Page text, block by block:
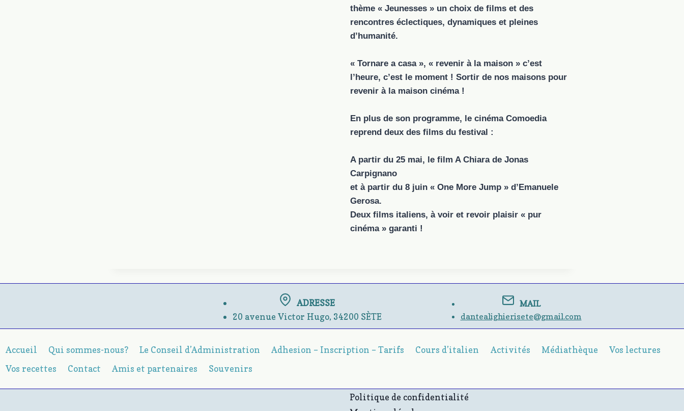
thème « Jeunesses » un choix de films et des
rencontres éclectiques, dynamiques et pleines
d’humanité.
« Tornare a casa », « revenir à la maison » c’est
l’heure, c’est le moment ! Sortir de nos maisons pour
revenir à la maison cinéma !
En plus de son programme, le cinéma Comoedia
reprend deux des films du festival :
A partir du 25 mai, le film A Chiara de Jonas
Carpignano
et à partir du 8 juin « One More Jump » d’Emanuele
Gerosa.
Deux films italiens, à voir et revoir plaisir « pur
cinéma » garanti !
ADRESSE
20 avenue Victor Hugo, 34200 SÈTE
MAIL
dantealighierisete@gmail.com
Accueil Qui sommes-nous? Le Conseil d’Administration Adhesion – Inscription – Tarifs Cours d’italien Activités Médiathèque
Vos lectures
Vos recettes
Contact Amis et partenaires Souvenirs
Politique de confidentialité